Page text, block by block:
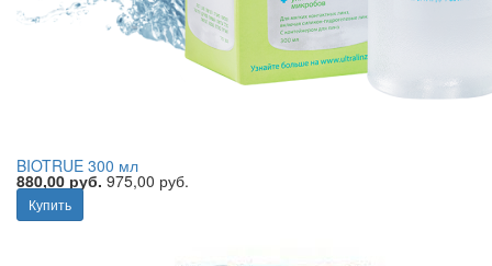
BIOTRUE 300 мл
880,00 руб. 975,00 руб.
Купить